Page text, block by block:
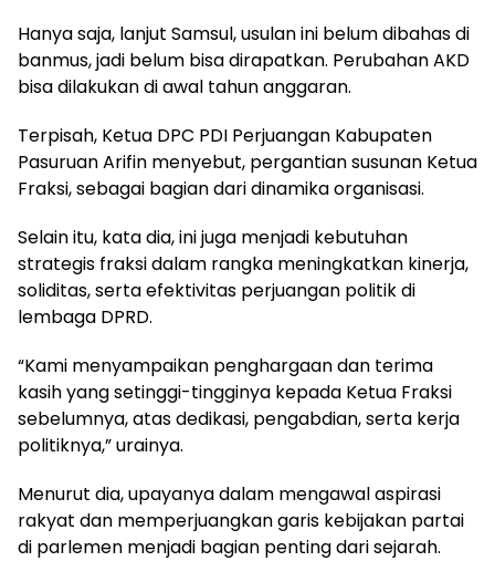
Hanya saja, lanjut Samsul, usulan ini belum dibahas di
banmus, jadi belum bisa dirapatkan. Perubahan AKD
bisa dilakukan di awal tahun anggaran.
Terpisah, Ketua DPC PDI Perjuangan Kabupaten
Pasuruan Arifin menyebut, pergantian susunan Ketua
Fraksi, sebagai bagian dari dinamika organisasi.
Selain itu, kata dia, ini juga menjadi kebutuhan
strategis fraksi dalam rangka meningkatkan kinerja,
soliditas, serta efektivitas perjuangan politik di
lembaga DPRD.
“Kami menyampaikan penghargaan dan terima
kasih yang setinggi-tingginya kepada Ketua Fraksi
sebelumnya, atas dedikasi, pengabdian, serta kerja
politiknya,” urainya.
Menurut dia, upayanya dalam mengawal aspirasi
rakyat dan memperjuangkan garis kebijakan partai
di parlemen menjadi bagian penting dari sejarah.